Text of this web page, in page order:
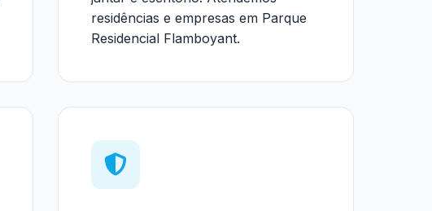
residências e empresas em Parque
Residencial Flamboyant.